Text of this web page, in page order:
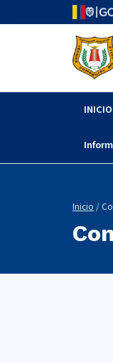
INICIO
Inicio /